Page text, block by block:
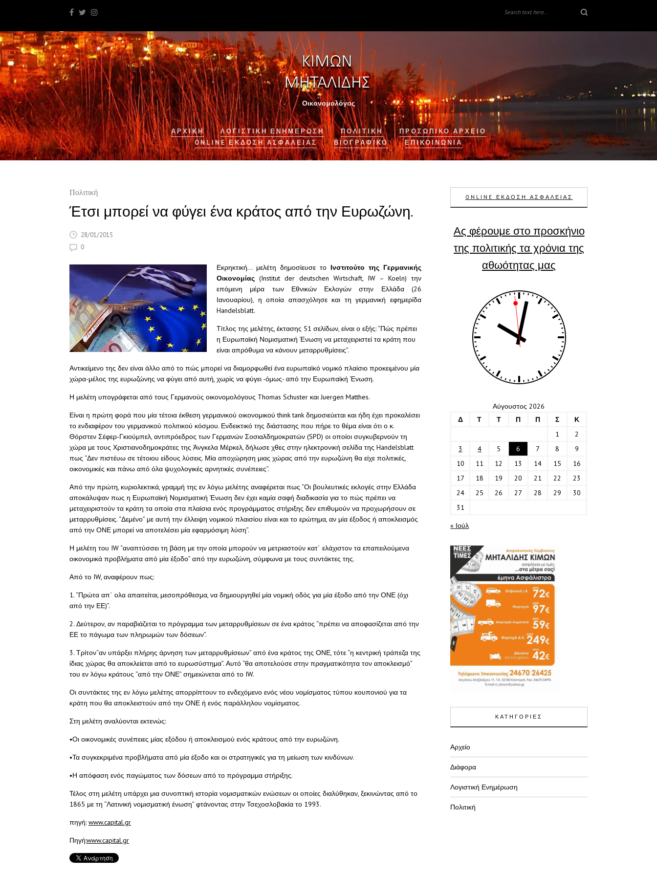
Οικονομολόγος
ΑΡΧΙΚΉ ΛΟΓΙΣΤΙΚΉ ΕΝΗΜΈΡΩΣΗ ΠΟΛΙΤΙΚΗ
ΠΡΟΣΩΠΙΚΟ ΑΡΧΕΙΟ
ONLINE ΈΚΔΟΣΗ ΑΣΦΆΛΕΙΑΣ
ΒΙΟΓΡΑΦΙΚΌ ΕΠΙΚΟΙΝΩΝΊΑ
Πολιτική
Έτσι μπορεί να φύγει ένα κράτος από την Ευρωζώνη.
28/01/2015
0
Εκρηκτική… μελέτη δημοσίευσε το Ινστιτούτο της Γερμανικής
Οικονομίας (Institut der deutschen Wirtschaft, IW – Koeln) την
επόμενη μέρα των Εθνικών Εκλογών στην Ελλάδα (26
Ιανουαρίου), η οποία απασχόλησε και τη γερμανική εφημερίδα
Handelsblatt.
Τίτλος της μελέτης, έκτασης 51 σελίδων, είναι ο εξής: “Πώς πρέπει
η Ευρωπαϊκή Νομισματική Ένωση να μεταχειριστεί τα κράτη που
είναι απρόθυμα να κάνουν μεταρρυθμίσεις”.
Αντικείμενο της δεν είναι άλλο από το πώς μπορεί να διαμορφωθεί ένα ευρωπαϊκό νομικό πλαίσιο προκειμένου μία
χώρα-μέλος της ευρωζώνης να φύγει από αυτή, χωρίς να φύγει -όμως- από την Ευρωπαϊκή Ένωση.
Η μελέτη υπογράφεται από τους Γερμανούς οικονομολόγους Thomas Schuster και Juergen Matthes.
Είναι η πρώτη φορά που μία τέτοια έκθεση γερμανικού οικονομικού think tank δημοσιεύεται και ήδη έχει προκαλέσει
το ενδιαφέρον του γερμανικού πολιτικού κόσμου. Ενδεικτικό της διάστασης που πήρε το θέμα είναι ότι ο κ.
Θόρστεν Σέφερ-Γκιούμπελ, αντιπρόεδρος των Γερμανών Σοσιαλδημοκρατών (SPD) oι οποίοι συγκυβερνούν τη
χώρα με τους Χριστιανοδημοκράτες της Άνγκελα Μέρκελ, δήλωσε χθες στην ηλεκτρονική σελίδα της Handelsblatt
πως “Δεν πιστέυω σε τέτοιου είδους λύσεις. Μία αποχώρηση μιας χώρας από την ευρωζώνη θα είχε πολιτικές,
οικονομικές και πάνω από όλα ψυχολογικές αρνητικές συνέπειες”.
Από την πρώτη, κυριολεκτικά, γραμμή της εν λόγω μελέτης αναφέρεται πως “Οι βουλευτικές εκλογές στην Ελλάδα
αποκάλυψαν πως η Ευρωπαϊκή Νομισματική Ένωση δεν έχει καμία σαφή διαδικασία για το πώς πρέπει να
μεταχειριστούν τα κράτη τα οποία στα πλαίσια ενός προγράμματος στήριξης δεν επιθυμούν να προχωρήσουν σε
μεταρρυθμίσεις. “Δεμένο” με αυτή την έλλειψη νομικού πλαισίου είναι και το ερώτημα, αν μία έξοδος ή αποκλεισμός
από την ΟΝΕ μπορεί να αποτελέσει μία εφαρμόσιμη λύση”.
Η μελέτη του IW “αναπτύσσει τη βάση με την οποία μπορούν να μετριαστούν κατ΄ ελάχιστον τα επαπειλούμενα
οικονομικά προβλήματα από μία έξοδο” από την ευρωζώνη, σύμφωνα με τους συντάκτες της.
Από το IW, αναφέρουν πως:
1. “Πρώτα απ΄ ολα απαιτείται, μεσοπρόθεσμα, να δημιουργηθεί μία νομική οδός για μία έξοδο από την ΟΝΕ (όχι
από την ΕΕ)”.
2. Δεύτερον, αν παραβιάζεται το πρόγραμμα των μεταρρυθμίσεων σε ένα κράτος “πρέπει να αποφασίζεται από την
ΕΕ το πάγωμα των πληρωμών των δόσεων”.
3. Τρίτον“αν υπάρξει πλήρης άρνηση των μεταρρυθμίσεων” από ένα κράτος της ΟΝΕ, τότε “η κεντρική τράπεζα της
ίδιας χώρας θα αποκλείεται από το ευρωσύστημα”. Αυτό “θα αποτελούσε στην πραγματικότητα τον αποκλεισμό”
του εν λόγω κράτους “από την ΟΝΕ” σημειώνεται από το IW.
Οι συντάκτες της εν λόγω μελέτης απορρίπτουν το ενδεχόμενο ενός νέου νομίσματος τύπου κουπονιού για τα
κράτη που θα αποκλειστούν από την ΟΝΕ ή ενός παράλληλου νομίσματος.
Στη μελέτη αναλύονται εκτενώς:
•Οι οικονομικές συνέπειες μίας εξόδου ή αποκλεισμού ενός κράτους από την ευρωζώνη.
•Τα συγκεκριμένα προβλήματα από μία έξοδο και οι στρατηγικές για τη μείωση των κινδύνων.
•Η απόφαση ενός παγώματος των δόσεων από το πρόγραμμα στήριξης.
Τέλος στη μελέτη υπάρχει μια συνοπτική ιστορία νομισματικών ενώσεων οι οποίες διαλύθηκαν, ξεκινώντας από το
1865 με τη “Λατινική νομισματική ένωση” φτάνοντας στην Τσεχοσλοβακία το 1993.
πηγή: www.capital.gr
Πηγή:www.capital.gr
ONLINE ΕΚΔΟΣΗ ΑΣΦΑΛΕΙΑΣ
Ας φέρουμε στο προσκήνιο
της πολιτικής τα χρόνια της
αθωότητας μας
Αύγουστος 2026
Δ
Τ Τ Π Π Σ
Κ
1
2
3
4 5 6 7 8
9
10
11 12 13 14 15
16
17
18 19 20 21 22
23
24
25 26 27 28 29
30
31
« Ιούλ
ΚΑΤΗΓΟΡΙΕΣ
Αρχείο
Διάφορα
Λογιστική Ενημέρωση
Πολιτική